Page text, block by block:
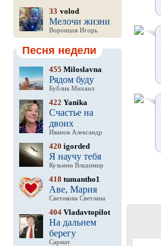
33 volod
Мелочи жизни
Воронцов Игорь
Песня недели
455 Miloslavna
Рядом буду
Бублик Михаил
422 Yanika
Счастье на
двоих
Иванов Александр
420 igorded
Я научу тебя
Кузьмин Владимир
418 tumantho1
Аве, Мария
Светикова Светлана
404Vladavtopilot
На дальнем
берегу
Сармат